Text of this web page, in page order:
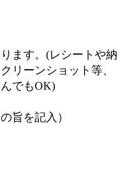
ます。(レシートや納
リーンショット等、
でもOK)
旨を記入）